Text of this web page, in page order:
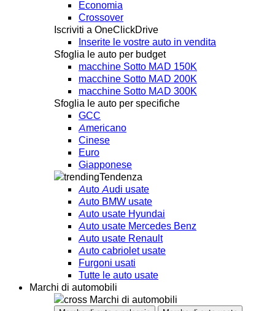
Economia
Crossover
Iscriviti a OneClickDrive
Inserite le vostre auto in vendita
Sfoglia le auto per budget
macchine Sotto MAD 150K
macchine Sotto MAD 200K
macchine Sotto MAD 300K
Sfoglia le auto per specifiche
GCC
Americano
Cinese
Euro
Giapponese
Tendenza
Auto Audi usate
Auto BMW usate
Auto usate Hyundai
Auto usate Mercedes Benz
Auto usate Renault
Auto cabriolet usate
Furgoni usati
Tutte le auto usate
Marchi di automobili
Marchi di automobili